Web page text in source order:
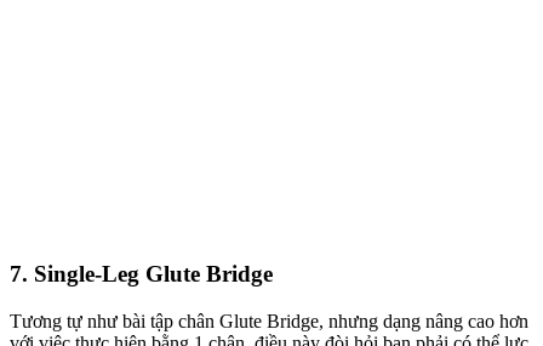
7. Single-Leg Glute Bridge
Tương tự như bài tập chân Glute Bridge, nhưng dạng nâng cao hơn